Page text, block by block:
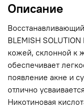
Описание
BLEMISH
кожей, склонной к
обеспечивает
появление акне и
отлично
Никотиновая